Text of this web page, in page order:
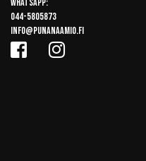
Whatsapp:
044-5805873
info@punanaamio.fi